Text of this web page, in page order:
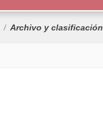
Archivo y clasificación